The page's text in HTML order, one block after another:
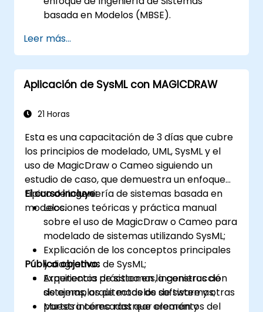
basada en Modelos (MBSE).
basándose en modelos de casos de uso.
Diseñar y analizar la arquitectura del
sistema.
Leer más...
Aplicación de SysML con MAGICDRAW
21 Horas
Esta es una capacitación de 3 días que cubre
los principios de modelado, UML, SysML y el
uso de MagicDraw o Cameo siguiendo un
estudio de caso, que demuestra un enfoque
típico de ingeniería de sistemas basada en
modelos.
El curso incluye:
Lecciones teóricas y práctica manual
sobre el uso de MagicDraw o Cameo para
modelado de sistemas utilizando SysML;
Explicación de los conceptos principales
y diagramas de SysML;
Experiencia práctica en la construcción
de ejemplos de modelos de sistemas;
Muestra cómo rastrear elementos del
Público objetivo:
Arquitectos de sistemas, ingenieros de
sistemas, arquitectos de software y otras
partes interesadas que crearán y